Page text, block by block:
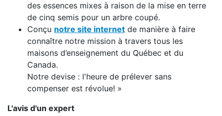
des essences mixes à raison de la mise en terre
de cinq semis pour un arbre coupé.
Conçu notre site internet de manière à faire
connaître notre mission à travers tous les
maisons d’enseignement du Québec et du
Canada.
Notre devise : l'heure de prélever sans
compenser est révolue! »
L'avis d'un expert